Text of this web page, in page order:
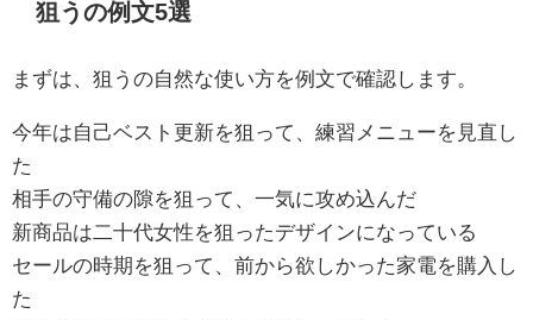
狙うの例文5選
まずは、狙うの自然な使い方を例文で確認します。
今年は自己ベスト更新を狙って、練習メニューを見直し
た
相手の守備の隙を狙って、一気に攻め込んだ
新商品は二十代女性を狙ったデザインになっている
セールの時期を狙って、前から欲しかった家電を購入し
た